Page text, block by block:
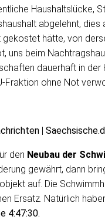
Haushaltslücke,
abgelehnt, dies
gekostet hätte, von
uns beim
dauerhaft in der
Fraktion ohne Not
|
den Neubau der
gewährt, dann
auf. Die
Ersatz. Natürlich
4:47:30.